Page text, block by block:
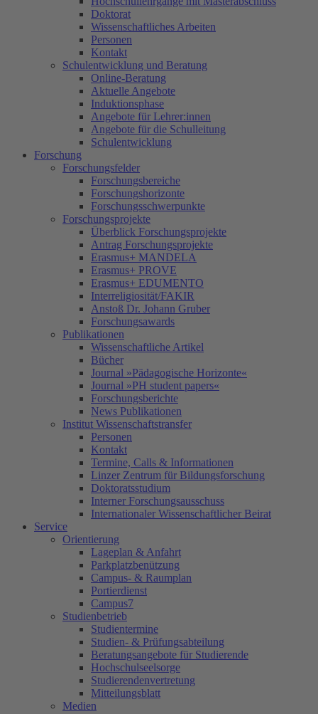
Doktorat
Wissenschaftliches Arbeiten
Personen
Kontakt
Schulentwicklung und Beratung
Online-Beratung
Aktuelle Angebote
Induktionsphase
Angebote für Lehrer:innen
Angebote für die Schulleitung
Schulentwicklung
Forschung
Forschungsfelder
Forschungsbereiche
Forschungshorizonte
Forschungsschwerpunkte
Forschungsprojekte
Überblick Forschungsprojekte
Antrag Forschungsprojekte
Erasmus+ MANDELA
Erasmus+ PROVE
Erasmus+ EDUMENTO
Interreligiosität/FAKIR
Anstoß Dr. Johann Gruber
Forschungsawards
Publikationen
Wissenschaftliche Artikel
Bücher
Journal »Pädagogische Horizonte«
Journal »PH student papers«
Forschungsberichte
News Publikationen
Institut Wissenschaftstransfer
Personen
Kontakt
Termine, Calls & Informationen
Linzer Zentrum für Bildungsforschung
Doktoratsstudium
Interner Forschungsausschuss
Internationaler Wissenschaftlicher Beirat
Service
Orientierung
Lageplan & Anfahrt
Parkplatzbenützung
Campus- & Raumplan
Portierdienst
Campus7
Studienbetrieb
Studientermine
Studien- & Prüfungsabteilung
Beratungsangebote für Studierende
Hochschulseelsorge
Studierendenvertretung
Mitteilungsblatt
Medien